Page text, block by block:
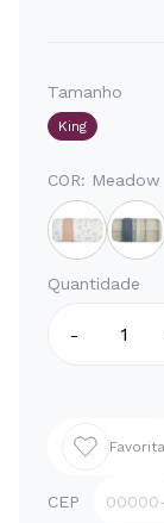
Tamanho
King
COR: Meadow
Quantidade
-
CEP